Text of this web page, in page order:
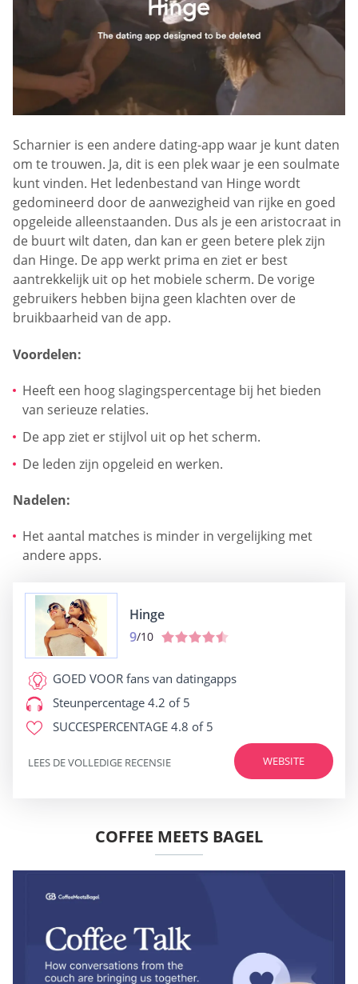
Scharnier is een andere dating-app waar je kunt daten
om te trouwen. Ja, dit is een plek waar je een soulmate
kunt vinden. Het ledenbestand van Hinge wordt
gedomineerd door de aanwezigheid van rijke en goed
opgeleide alleenstaanden. Dus als je een aristocraat in
de buurt wilt daten, dan kan er geen betere plek zijn
dan Hinge. De app werkt prima en ziet er best
aantrekkelijk uit op het mobiele scherm. De vorige
gebruikers hebben bijna geen klachten over de
bruikbaarheid van de app.
Voordelen:
Heeft een hoog slagingspercentage bij het bieden
van serieuze relaties.
De app ziet er stijlvol uit op het scherm.
De leden zijn opgeleid en werken.
Nadelen:
Het aantal matches is minder in vergelijking met
andere apps.
Hinge
9/10
GOED VOOR fans van datingapps
Steunpercentage 4.2 of 5
SUCCESPERCENTAGE 4.8 of 5
WEBSITE
LEES DE VOLLEDIGE RECENSIE
COFFEE MEETS BAGEL